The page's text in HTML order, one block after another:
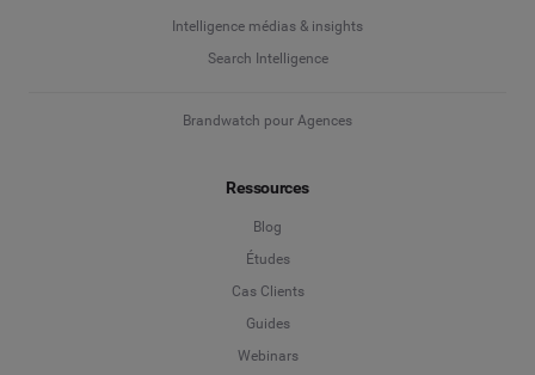
Intelligence médias & insights
Search Intelligence
Brandwatch pour Agences
Ressources
Blog
Études
Cas Clients
Guides
Webinars